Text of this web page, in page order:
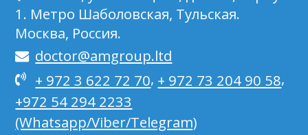
1. Метро Шаболовская, Тульская.
Москва, Россия.
doctor@amgroup.ltd
+ 972 3 622 72 70, + 972 73 204 90 58,
+972 54 294 2233
(Whatsapp/Viber/Telegram)